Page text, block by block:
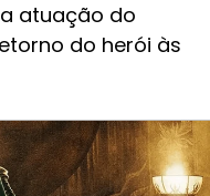
atuação do
do herói às